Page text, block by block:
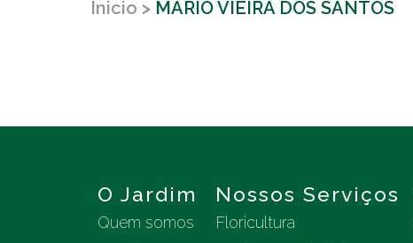
Inicio MARIO VIEIRA DOS SANTOS
O Jardim
Quem somos
Nossos Serviços
Floricultura